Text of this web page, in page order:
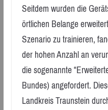
Seitdem wurden die
örtlichen Belange
Szenario zu trainieren,
der hohen Anzahl an
die sogenannte
Bundes) angefordert.
Landkreis Traunstein